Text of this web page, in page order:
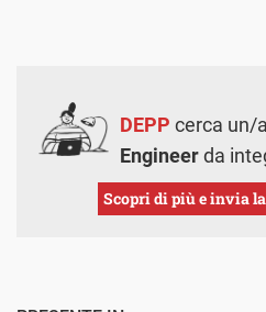
DEPP cerca un/a
Engineerda
Scopri di più e invia